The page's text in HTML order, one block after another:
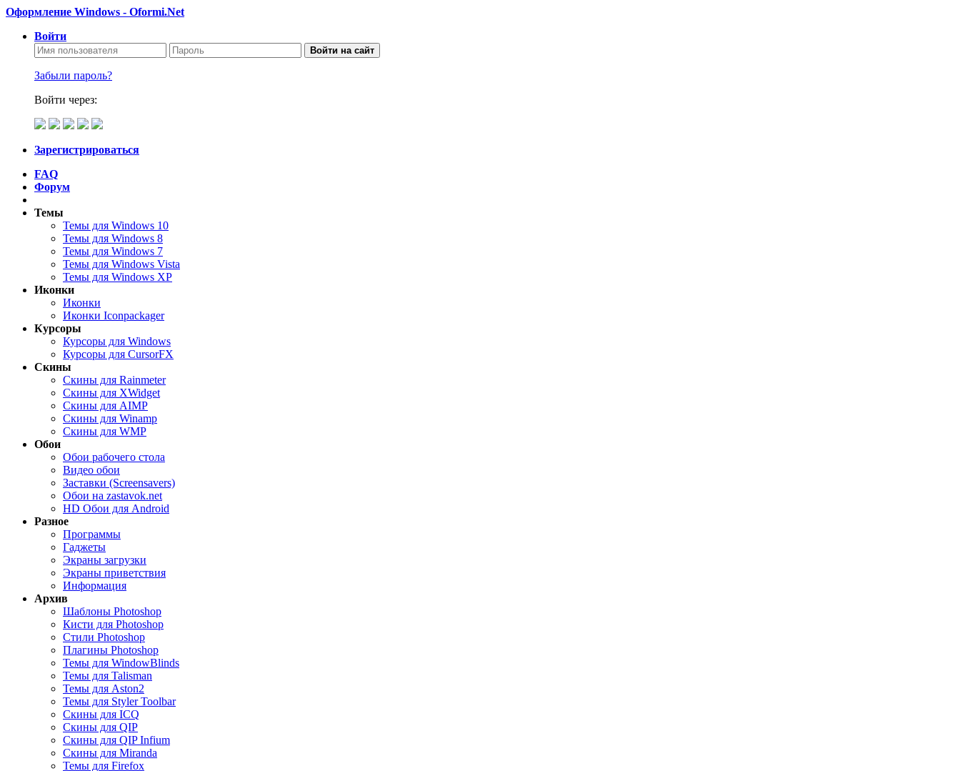
Оформление Windows - Oformi.Net
Войти
Войти на сайт
Забыли пароль?
Войти через:
Зарегистрироваться
FAQ
Форум
Темы
Темы для Windows 10
Темы для Windows 8
Темы для Windows 7
Темы для Windows Vista
Темы для Windows XP
Иконки
Иконки
Иконки Iconpackager
Курсоры
Курсоры для Windows
Курсоры для CursorFX
Скины
Скины для Rainmeter
Скины для XWidget
Скины для AIMP
Скины для Winamp
Скины для WMP
Обои
Обои рабочего стола
Видео обои
Заставки (Screensavers)
Обои на zastavok.net
HD Обои для Android
Разное
Программы
Гаджеты
Экраны загрузки
Экраны приветствия
Информация
Архив
Шаблоны Photoshop
Кисти для Photoshop
Стили Photoshop
Плагины Photoshop
Темы для WindowBlinds
Темы для Talisman
Темы для Aston2
Темы для Styler Toolbar
Скины для ICQ
Скины для QIP
Скины для QIP Infium
Скины для Miranda
Темы для Firefox